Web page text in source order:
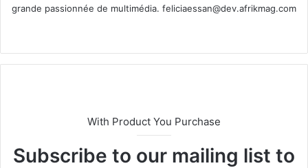
grande passionnée de multimédia. feliciaessan@dev.afrikmag.com
te
With Product You Purchase
Subscribe to our mailing list to